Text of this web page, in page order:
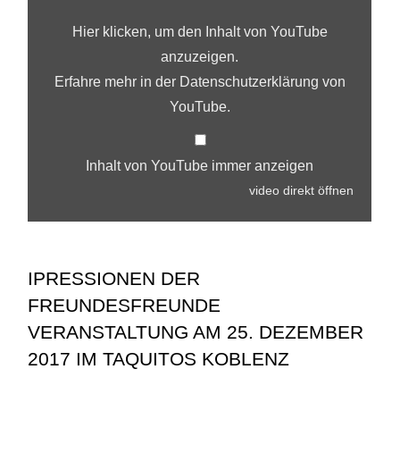
Hier klicken, um den Inhalt von YouTube
anzuzeigen.
Erfahre mehr in der Datenschutzerklärung von
YouTube.
Inhalt von YouTube immer anzeigen
video direkt öffnen
IPRESSIONEN DER
FREUNDESFREUNDE
VERANSTALTUNG AM 25. DEZEMBER
2017 IM TAQUITOS KOBLENZ